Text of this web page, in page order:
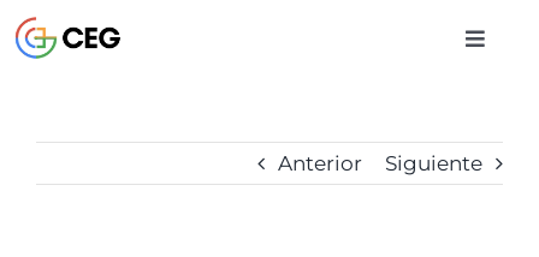
al
contenido
Toggle
Anterior Siguiente